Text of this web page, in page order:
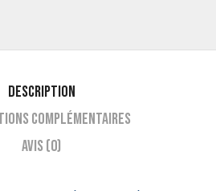
Description
complémentaires
Avis (0)